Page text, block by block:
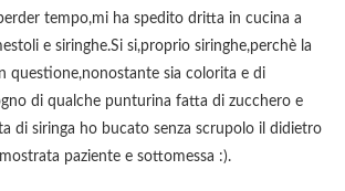
tempo,mi ha spedito dritta in cucina a
e siringhe.Si si,proprio siringhe,perchè la
questione,nonostante sia colorita e di
di qualche punturina fatta di zucchero e
di siringa ho bucato senza scrupolo il didietro
paziente e sottomessa :).